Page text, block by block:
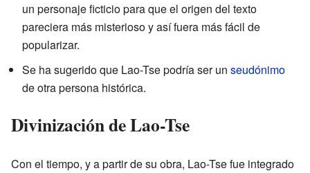
un personaje ficticio para que el origen del texto
pareciera más misterioso y así fuera más fácil de
popularizar.
Se ha sugerido que Lao-Tse podría ser un seudónimo
de otra persona histórica.
Divinización de Lao-Tse
Con el tiempo, y a partir de su obra, Lao-Tse fue integrado